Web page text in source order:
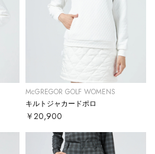
McGREGOR GOLF WOMENS
キルトジャカードポロ
￥20,900